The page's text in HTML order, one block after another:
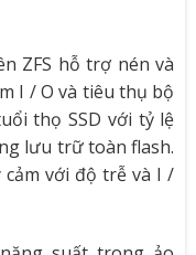
ZFS hỗ trợ nén và
I / O và tiêu thụ bộ
thọ SSD với tỷ lệ
lưu trữ toàn flash.
với độ trễ và I /